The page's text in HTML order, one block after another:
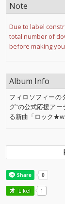
Note
Due to label
total number of
before making
Album Info
フィロソフィーの
グ”の公式応援ア
る新曲「ロック
Like! 1